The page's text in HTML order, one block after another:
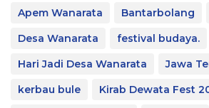
Apem Wanarata Bantarbolang
Desa Wanarata
festival budaya.
Hari Jadi Desa Wanarata
Jawa
kerbau bule
Kirab Dewata Fest